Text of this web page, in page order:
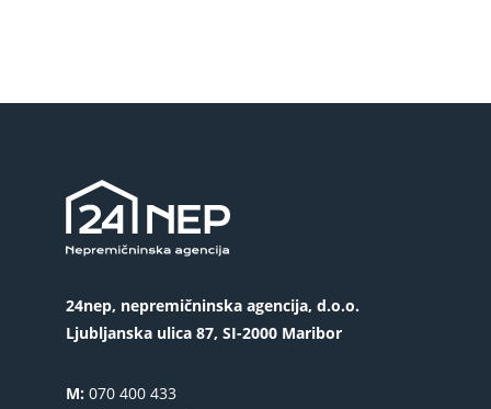
24nep, nepremičninska agencija, d.o.o.
Ljubljanska ulica 87, SI-2000 Maribor
M: 070 400 433